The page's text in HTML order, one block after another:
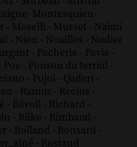
- Montesquieu-
- Moselli - Musset - Naïmi
- Nion - Noailles - Nodier
- Pacherie - Pavie -
Poe - Ponson du terrail -
- Pujol - Qaderi -
- Ramuz - Reclus -
- Révoil - Richard -
- Rilke - Rimbaud -
- Rolland - Ronsard -
- Rostand -